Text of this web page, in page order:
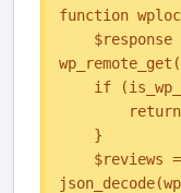
function